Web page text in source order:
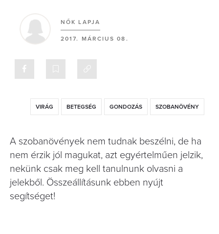
NŐK LAPJA
2017. MÁRCIUS 08.
VIRÁG BETEGSÉG GONDOZÁS SZOBANÖVÉNY
A szobanövények nem tudnak beszélni, de ha
nem érzik jól magukat, azt egyértelműen jelzik,
nekünk csak meg kell tanulnunk olvasni a
jelekből. Összeállításunk ebben nyújt
segítséget!